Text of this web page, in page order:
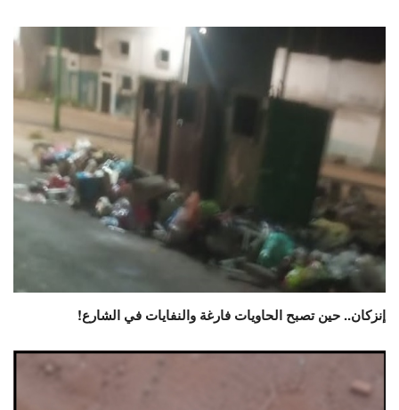
إنزكان.. حين تصبح الحاويات فارغة والنفايات في الشارع!